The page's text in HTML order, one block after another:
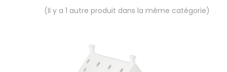
(Il y a 1 autre produit dans la même catégorie)